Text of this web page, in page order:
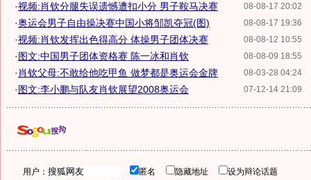
08-08-17 20:02
·视频:肖钦分腿失误遗憾遭扣小分 男子鞍马决赛
08-08-17 19:36
·奥运会男子自由操决赛中国小将邹凯夺冠(图)
08-08-12 10:55
·视频:肖钦发挥出色得高分 体操男子团体决赛
08-08-09 18:55
·图文:中国男子团体资格赛 陈一冰和肖钦
08-03-28 04:24
·肖钦父母:不敢给他吃甲鱼 做梦都是奥运会金牌
07-12-14 21:09
·图文:李小鹏与队友肖钦展望2008奥运会
用户： 匿名 隐藏地址
设为辩论话题